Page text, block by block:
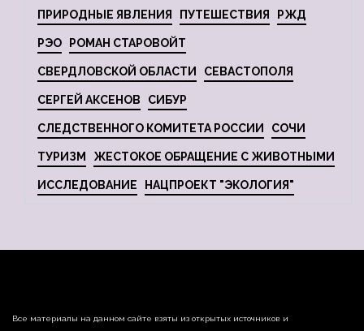
ПРИРОДНЫЕ ЯВЛЕНИЯ ПУТЕШЕСТВИЯ РЖД
РЭО РОМАН СТАРОВОЙТ
СВЕРДЛОВСКОЙ ОБЛАСТИ СЕВАСТОПОЛЯ
СЕРГЕЙ АКСЕНОВ СИБУР
СЛЕДСТВЕННОГО КОМИТЕТА РОССИИ СОЧИ
ТУРИЗМ ЖЕСТОКОЕ ОБРАЩЕНИЕ С ЖИВОТНЫМИ
ИССЛЕДОВАНИЕ НАЦПРОЕКТ "ЭКОЛОГИЯ"
Все материалы на данном сайте взяты из открытых источников и